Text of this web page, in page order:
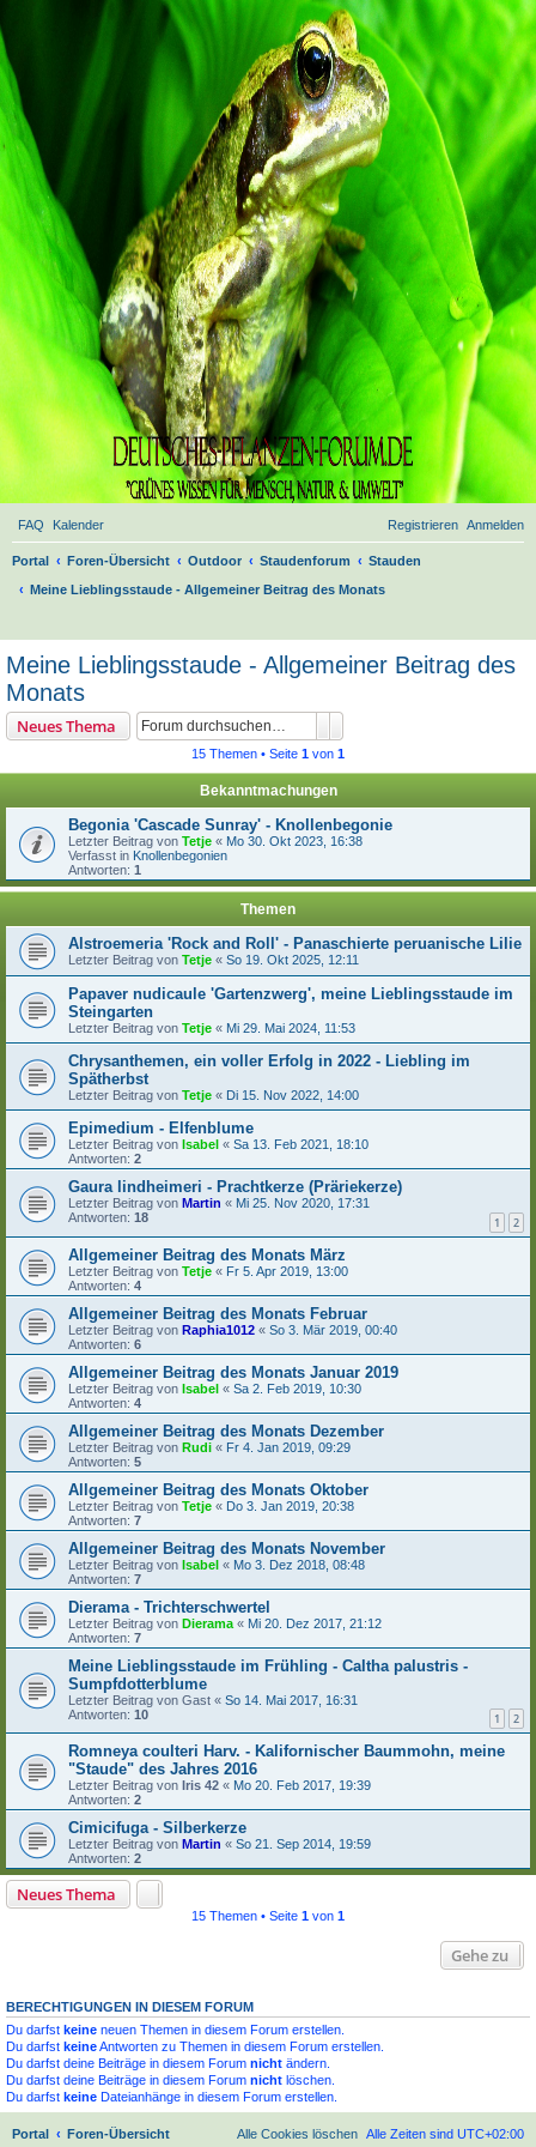
FAQ Kalender Anmelden
Registrieren
Portal Foren-Übersicht Outdoor Staudenforum
Stauden
Meine Lieblingsstaude - Allgemeiner Beitrag des Monats
Meine Lieblingsstaude - Allgemeiner Beitrag des
Monats
Neues Thema
15 Themen • Seite 1 von 1
Bekanntmachungen
Begonia 'Cascade Sunray' - Knollenbegonie
Letzter Beitrag von Tetje « Mo 30. Okt 2023, 16:38
Verfasst in Knollenbegonien
Antworten: 1
Themen
Alstroemeria 'Rock and Roll' - Panaschierte peruanische Lilie
Letzter Beitrag von Tetje « So 19. Okt 2025, 12:11
Papaver nudicaule 'Gartenzwerg', meine Lieblingsstaude im
Steingarten
Letzter Beitrag von Tetje « Mi 29. Mai 2024, 11:53
Chrysanthemen, ein voller Erfolg in 2022 - Liebling im
Spätherbst
Letzter Beitrag von Tetje « Di 15. Nov 2022, 14:00
Epimedium - Elfenblume
Letzter Beitrag von Isabel « Sa 13. Feb 2021, 18:10
Antworten: 2
Gaura lindheimeri - Prachtkerze (Präriekerze)
Letzter Beitrag von Martin « Mi 25. Nov 2020, 17:31
Antworten: 18 1 2
Allgemeiner Beitrag des Monats März
Letzter Beitrag von Tetje « Fr 5. Apr 2019, 13:00
Antworten: 4
Allgemeiner Beitrag des Monats Februar
Letzter Beitrag von Raphia1012 « So 3. Mär 2019, 00:40
Antworten: 6
Allgemeiner Beitrag des Monats Januar 2019
Letzter Beitrag von Isabel « Sa 2. Feb 2019, 10:30
Antworten: 4
Allgemeiner Beitrag des Monats Dezember
Letzter Beitrag von Rudi « Fr 4. Jan 2019, 09:29
Antworten: 5
Allgemeiner Beitrag des Monats Oktober
Letzter Beitrag von Tetje « Do 3. Jan 2019, 20:38
Antworten: 7
Allgemeiner Beitrag des Monats November
Letzter Beitrag von Isabel « Mo 3. Dez 2018, 08:48
Antworten: 7
Dierama - Trichterschwertel
Letzter Beitrag von Dierama « Mi 20. Dez 2017, 21:12
Antworten: 7
Meine Lieblingsstaude im Frühling - Caltha palustris -
Sumpfdotterblume
Letzter Beitrag von Gast « So 14. Mai 2017, 16:31
Antworten: 10 1 2
Romneya coulteri Harv. - Kalifornischer Baummohn, meine
"Staude" des Jahres 2016
Letzter Beitrag von Iris 42 « Mo 20. Feb 2017, 19:39
Antworten: 2
Cimicifuga - Silberkerze
Letzter Beitrag von Martin « So 21. Sep 2014, 19:59
Antworten: 2
Neues Thema
15 Themen • Seite 1 von 1
Gehe zu
BERECHTIGUNGEN IN DIESEM FORUM
Du darfst keine neuen Themen in diesem Forum erstellen.
Du darfst keineAntworten zu Themen in diesem Forum erstellen.
Du darfst deine Beiträge in diesem Forum nicht ändern.
Du darfst deine Beiträge in diesem Forum nicht löschen.
Du darfst keine Dateianhänge in diesem Forum erstellen.
Portal Foren-Übersicht Alle Zeiten sind UTC+02:00
Alle Cookies löschen